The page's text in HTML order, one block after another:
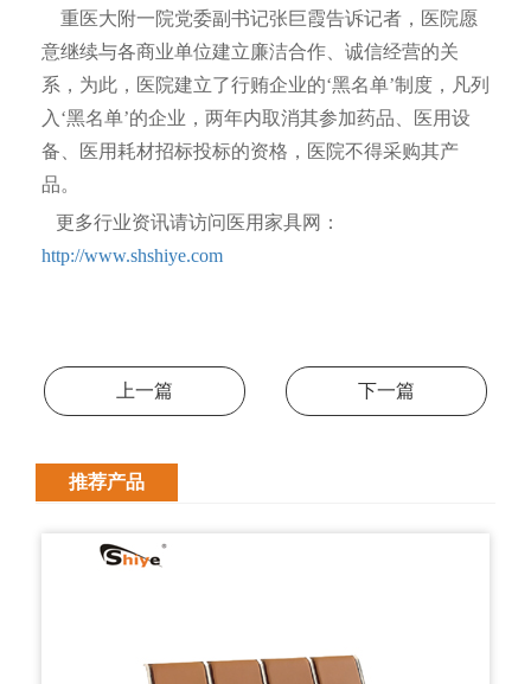
重医大附一院党委副书记张巨霞告诉记者，医院愿
意继续与各商业单位建立廉洁合作、诚信经营的关
系，为此，医院建立了行贿企业的‘黑名单’制度，凡列
入‘黑名单’的企业，两年内取消其参加药品、医用设
备、医用耗材招标投标的资格，医院不得采购其产
品。
更多行业资讯请访问医用家具网：
http://www.shshiye.com
上一篇 下一篇
推荐产品